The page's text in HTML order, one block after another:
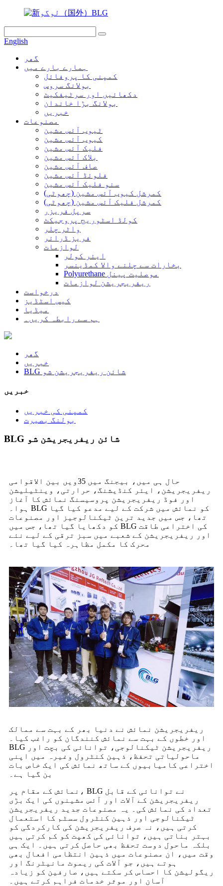
English
گھر
ہمارے بارے میں
کمپنی کا پروفائل
بولانگ سروس
دکھائیں اور سرٹیفکیٹ
بولانگ بڑا خاندان
خبریں
مصنوعات
ٹیوب آئس مشین
کیوب آئس مشین
فلیک آئس مشین
بلاک آئس مشین
صاف آئس مشین
فلوئڈ آئس مشین
سنو فلیک آئس مشین
کمرشل کیوب آئس مشین (چھوٹی)
کمرشل فلیک آئس مشین (چھوٹی)
سرپل فریزر
کولڈ اسٹوریج پروجیکٹ
واٹر چلر
فریز ڈرائر
لوازمات
ایئر کولر
بخارات سے چلنے والا کمڈینسر
Polyurethane موصلیت پینل
ریفریجریشن لوازمات
درخواست
کیس اسٹڈیز
میڈیا
ہم سے رابطہ کریں۔
گھر
خبریں
BLG شائن ریفریجریشن شو
خبریں
کمپنی کی خبریں
بولنگ بصیرت
BLG شائن ریفریجریشن شو
حال ہی میں، بیجنگ میں 35ویں بین الاقوامی
ریفریجریشن، ایئر کنڈیشنگ، حرارتی، وینٹیلیشن
اور فوڈ ریفریجریشن پروسیسنگ نمائش کا آغاز
ہوا۔ BLG کو نمائش میں شرکت کے لیے مدعو کیا گیا
تھا، جس میں جدید ترین ٹیکنالوجیز اور مصنوعات
کو دکھایا گیا تھا، جس میں BLG کی اختراعی طاقت
اور ریفریجریشن کے شعبے میں سبز ترقی کے لیے نئے
محرک کا مکمل مظاہرہ کیا گیا تھا۔
ریفریجریشن نمائش نے دنیا بھر کے بہت سے ممالک
اور خطوں کے بہت سے نمائش کنندگان کو راغب کیا۔
BLG ریفریجریشن ٹیکنالوجی، توانائی کی بچت اور
ماحولیاتی تحفظ، ذہین کنٹرول وغیرہ میں اپنی
اختراعی کامیابیوں کے ساتھ نمائش کی ایک خاص بات
بن گیا ہے۔
نمائش کے مقام پر، BLG نے توانائی کے قابل
ریفریجریشن کے آلات اور آئس مشینوں کی ایک بڑی
تعداد کی نمائش کی۔ یہ مصنوعات جدید ریفریجریشن
ٹیکنالوجی اور ذہین کنٹرول سسٹم کا استعمال
کرتی ہیں، نہ صرف ریفریجریشن کی کارکردگی کو
بہتر بناتی ہیں، توانائی کی کھپت کو کم کرتی ہیں
بلکہ ماحول دوست تحفظ بھی حاصل کرتی ہیں۔ ایک ہی
وقت میں، ان مصنوعات میں ذہین انتظامی افعال بھی
ہوتے ہیں، جو آلات کی ریموٹ مانیٹرنگ اور
ریگولیشن کا احساس کر سکتے ہیں، صارفین کو زیادہ
آسان اور موثر خدمات فراہم کرتے ہیں۔